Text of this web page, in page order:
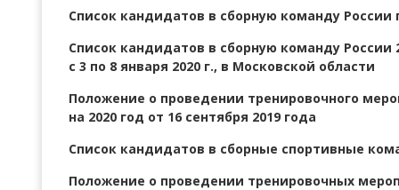
Список кандидатов в сборную команду России
Список кандидатов в сборную команду
с 3 по 8 января 2020 г., в Московской области
Положение о проведении тренировочного
на 2020 год от 16 сентября 2019 года
Список кандидатов в сборные спортивные
Положение о проведении тренировочных
Судейские документы